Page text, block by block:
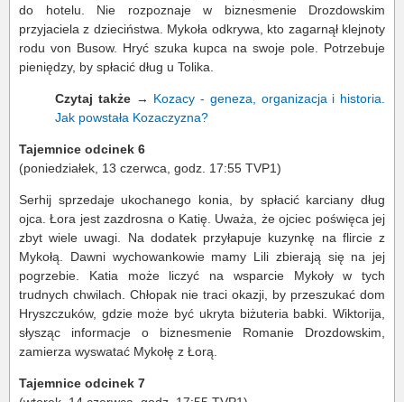
do hotelu. Nie rozpoznaje w biznesmenie Drozdowskim
przyjaciela z dzieciństwa. Mykoła odkrywa, kto zagarnął klejnoty
rodu von Busow. Hryć szuka kupca na swoje pole. Potrzebuje
pieniędzy, by spłacić dług u Tolika.
Czytaj także→ Kozacy - geneza, organizacja i historia.
Jak powstała Kozaczyzna?
Tajemnice odcinek 6
(poniedziałek, 13 czerwca, godz. 17:55 TVP1)
Serhij sprzedaje ukochanego konia, by spłacić karciany dług
ojca. Łora jest zazdrosna o Katię. Uważa, że ojciec poświęca jej
zbyt wiele uwagi. Na dodatek przyłapuje kuzynkę na flircie z
Mykołą. Dawni wychowankowie mamy Lili zbierają się na jej
pogrzebie. Katia może liczyć na wsparcie Mykoły w tych
trudnych chwilach. Chłopak nie traci okazji, by przeszukać dom
Hryszczuków, gdzie może być ukryta biżuteria babki. Wiktorija,
słysząc informacje o biznesmenie Romanie Drozdowskim,
zamierza wyswatać Mykołę z Łorą.
Tajemnice odcinek 7